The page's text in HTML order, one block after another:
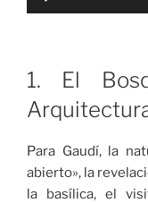
1. El
Para Gaudí, la
abierto», la
la basílica, el